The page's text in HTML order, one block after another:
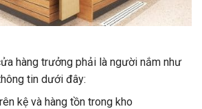
hàng trưởng phải là người nắm như
tin dưới đây:
kệ và hàng tồn trong kho